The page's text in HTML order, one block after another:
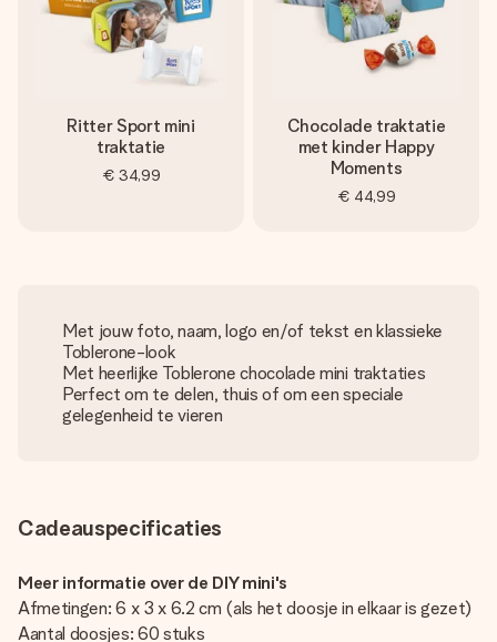
Ritter Sport mini
traktatie
€ 34,99
Chocolade traktatie
met kinder Happy
Moments
€ 44,99
Met jouw foto, naam, logo en/of tekst en klassieke
Toblerone-look
Met heerlijke Toblerone chocolade mini traktaties
Perfect om te delen, thuis of om een speciale
gelegenheid te vieren
Cadeauspecificaties
Meer informatie over de DIY mini's
Afmetingen: 6 x 3 x 6.2 cm (als het doosje in elkaar is gezet)
Aantal doosjes: 60 stuks